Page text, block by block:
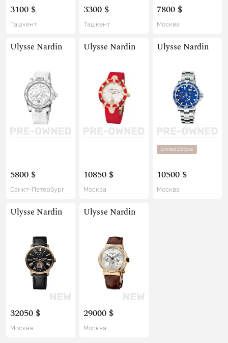
3100 $
Ташкент
3300 $
Ташкент
7800 $
Москва
Ulysse Nardin
5800 $
Санкт-Петербург
Ulysse Nardin
10850 $
Москва
Ulysse Nardin
Limited Editions
10500 $
Москва
Ulysse Nardin
32050 $
Москва
Ulysse Nardin
29000 $
Москва